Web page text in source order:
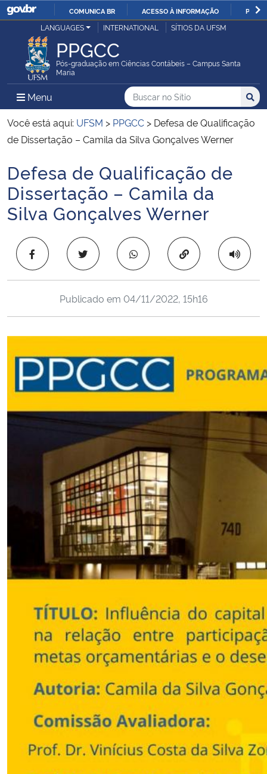
IR
O
COMUNICA BR ACESSO À INFORMAÇÃO
Ministério da Justiça e Segurança Pública
Ministério da Defesa
Ministério das Relações Exteriores
Ministério da Infraestrutura
Ministério da Agricultura, Pecuária e Abastecimento
Ministério da Educação
Ministério da Ciência, Tecnologia, Inovações e Comunicações
Ministério do Desenvolvimento Regional
Controladoria-Geral da União
Ministério da Mulher, da Família e dos Direitos Humanos
Secretaria-Geral
Gabinete de Segurança Institucional
Advocacia-Geral da União
Banco Central do Brasil
LANGUAGES INTERNATIONAL SÍTIOS DA UFSM
PPGCC
Pós-graduação em Ciências Contábeis – Campus Santa
Maria
Menu Menu Principal do Sítio
Busca
Buscar no no Sítio
Busca:
Você está aqui: UFSM > PPGCC > Defesa de Qualificação
de Dissertação – Camila da Silva Gonçalves Werner
Início do conteúdo
Defesa de Qualificação de
Dissertação – Camila da
Silva Gonçalves Werner
Copiar para área
Publicado em 04/11/2022, 15h16